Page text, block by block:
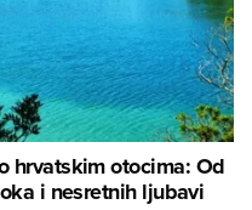
hrvatskim otocima: Od
i nesretnih ljubavi